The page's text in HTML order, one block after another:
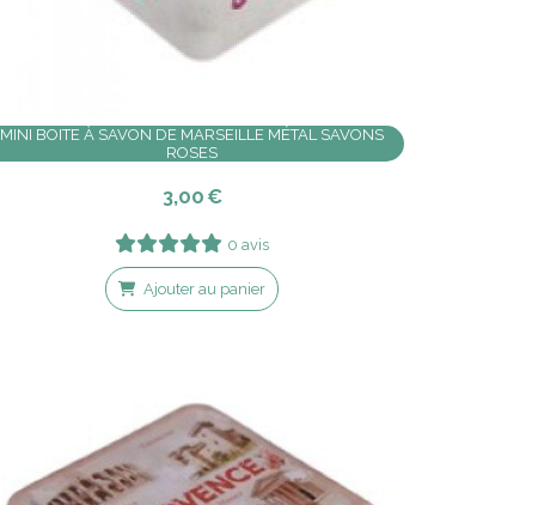
MINI BOITE À SAVON DE MARSEILLE MÉTAL SAVONS
ROSES
3,00 €
0 avis
Ajouter au panier